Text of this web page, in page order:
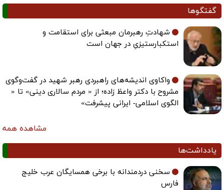
گفتگوها
شهادتِ رهبرمان مبعثی برای استقامت و
استکبارستیزیِ در جهان است
واکاوی اندیشه‌های راهبردی رهبر شهید در گفت‌وگوی
مشروح با دکتر واعظ زاده؛ از « مردم سالاری دینی» تا «
الگوی اسلامی- ایرانی پیشرفت»
مشاهده همه
یادداشت‌ها
سخنی دردمندانه با برخی همسایگان عرب خلیج
فارس